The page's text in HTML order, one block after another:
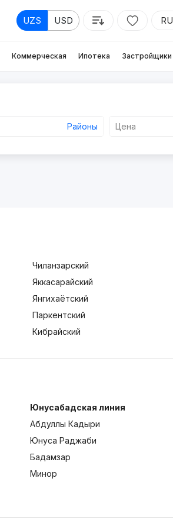
UZS USD RU
Коммерческая Ипотека Застройщики
Районы Цена
Чиланзарский
Яккасарайский
Янгихаётский
Паркентский
Кибрайский
Юнусабадская линия
Абдуллы Кадыри
Юнуса Раджаби
Бадамзар
Минор